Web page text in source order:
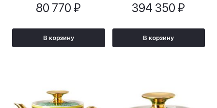
80 770 ₽
В корзину
394 350 ₽
В корзину